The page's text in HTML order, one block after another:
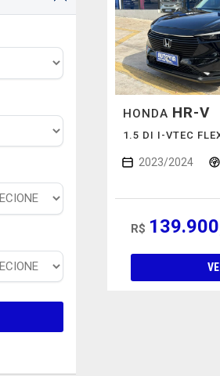
HONDA HR-V
1.5 DI I-VTEC
2023/2024
R$